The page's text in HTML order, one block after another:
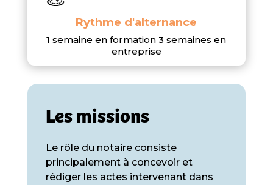
Rythme d'alternance
1 semaine en formation 3 semaines en
entreprise
Les missions
Le rôle du notaire consiste
principalement à concevoir et
rédiger les actes intervenant dans